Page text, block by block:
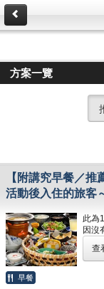
方案一覽
【附講究早餐／
活動後入住的旅客
此為
因沒
早餐
查
早餐